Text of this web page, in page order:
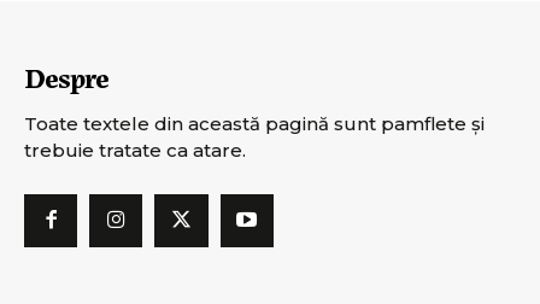
Despre
Toate textele din această pagină sunt pamflete şi
trebuie tratate ca atare.